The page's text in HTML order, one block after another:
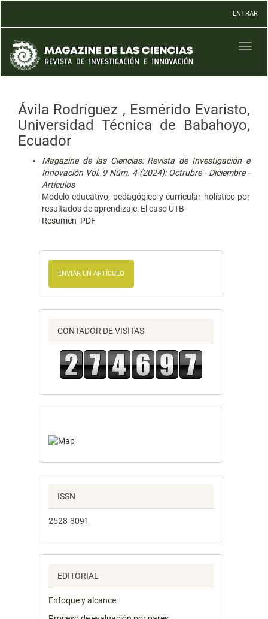
Contenido
principal
Barra
lateral
ENTRAR
Ávila Rodríguez , Esmérido Evaristo,
Universidad Técnica de Babahoyo,
Ecuador
Magazine de las Ciencias: Revista de Investigación e
Innovación Vol. 9 Núm. 4 (2024): Octrubre - Diciembre-
Artículos
Modelo educativo, pedagógico y curricular holístico por
resultados de aprendizaje: El caso UTB
Resumen PDF
ENVIAR UN ARTÍCULO
CONTADOR DE VISITAS
ISSN
2528-8091
EDITORIAL
Enfoque y alcance